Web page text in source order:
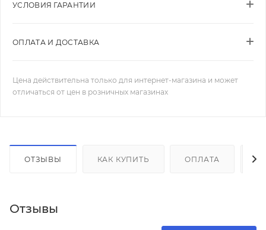
УСЛОВИЯ ГАРАНТИИ
ОПЛАТА И ДОСТАВКА
Цена действительна только для интернет-магазина и может
отличаться от цен в розничных магазинах
ОТЗЫВЫ КАК КУПИТЬ ОПЛАТА
Отзывы